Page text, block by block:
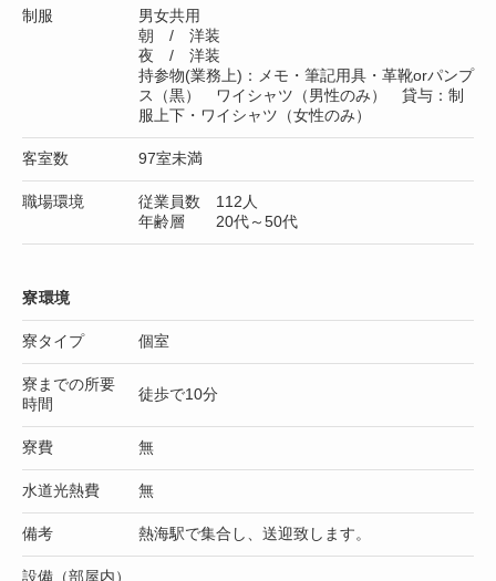
制服
男女共用
朝 / 洋装
夜 / 洋装
持参物(業務上)：メモ・筆記用具・革靴orパンプ
ス（黒） ワイシャツ（男性のみ） 貸与：制
服上下・ワイシャツ（女性のみ）
客室数 97室未満
職場環境
従業員数 112人
年齢層 20代～50代
寮環境
寮タイプ 個室
寮までの所要
時間
徒歩で10分
寮費 無
水道光熱費 無
備考 熱海駅で集合し、送迎致します。
設備（部屋内）